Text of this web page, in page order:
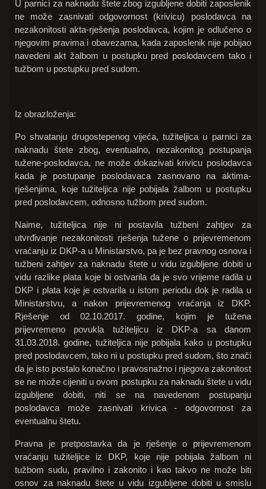
U parnici za naknadu štete zbog izgubljene dobiti zaposlenik
ne može zasnivati odgovornost (krivicu) poslodavca na
nezakonitosti akta-rješenja poslodavca, kojim je odlučeno o
njegovim pravima i obavezama, kada zaposlenik nije pobijao
navedeni akt žalbom u postupku pred poslodavcem tako i
tužbom u postupku pred sudom.
Iz obrazloženja:
Po shvatanju drugostepenog vijeća, tužiteljica u parnici za
naknadu štete zbog, eventualno, nezakonitog postupanja
tužene-poslodavca, ne može dokazivati krivicu poslodavca
kada je postupanje poslodavaca zasnovano na aktima-
rješenjima, koje tužiteljica nije pobijala žalbom u postupku
pred poslodavcem, odnosno tužbom pred sudom.
Naime, tužiteljica nije ni postavila tužbeni zahtjev za
utvrđivanje nezakonitosti rješenja tužene o prijevremenom
vraćanju iz DKP-a u Ministarstvo, pa je bez pravnog osnova i
tužbeni zahtjev za naknadu štete u vidu izgubljene dobiti u
vidu razlike plata koje bi ostvarila da je svo vrijeme radila u
DKP i plata koje je ostvarila u istom periodu dok je radila u
Ministarstvu, a nakon prijevremenog vraćanja iz DKP.
Rješenje od 02.10.2017. godine, kojim je tužena
prijevremeno povukla tužiteljicu iz DKP-a sa danom
31.03.2018. godine, tužiteljica nije pobijala kako u postupku
pred poslodavcem, tako ni u postupku pred sudom, što znači
da je isto postalo konačno i pravosnažno i njegova zakonitost
se ne može cijeniti u ovom postupku za naknadu štete u vidu
izgubljene dobiti, niti se na navedenom postupanju
poslodavca može zasnivati krivica - odgovornost za
eventualnu štetu.
Pravna je pretpostavka da je rješenje o prijevremenom
vraćanju tužiteljice iz DKP, koje nije pobijala žalbom ni
tužbom sudu, pravilno i zakonito i kao takvo ne može biti
osnov za naknadu štete u vidu izgubljene dobiti u smislu